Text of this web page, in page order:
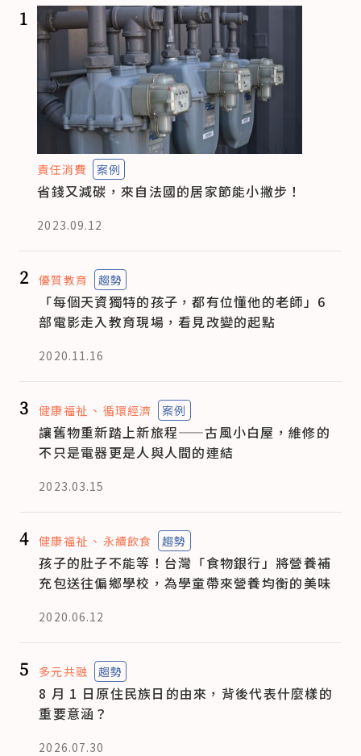
1
責任消費 案例
省錢又減碳，來自法國的居家節能小撇步！
2023.09.12
2 優質教育 趨勢
「每個天資獨特的孩子，都有位懂他的老師」6
部電影走入教育現場，看見改變的起點
2020.11.16
3 健康福祉 循環經濟 案例
讓舊物重新踏上新旅程——古風小白屋，維修的
不只是電器更是人與人間的連結
2023.03.15
4 健康福祉 永續飲食 趨勢
孩子的肚子不能等！台灣「食物銀行」將營養補
充包送往偏鄉學校，為學童帶來營養均衡的美味
2020.06.12
5 多元共融 趨勢
8 月 1 日原住民族日的由來，背後代表什麼樣的
重要意涵？
2026.07.30